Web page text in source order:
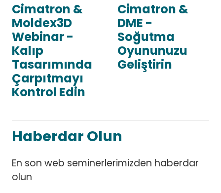
Cimatron &
Moldex3D
Webinar -
Kalıp
Tasarımında
Çarpıtmayı
Kontrol Edin
Cimatron &
DME -
Soğutma
Oyununuzu
Geliştirin
Haberdar Olun
En son web seminerlerimizden haberdar
olun